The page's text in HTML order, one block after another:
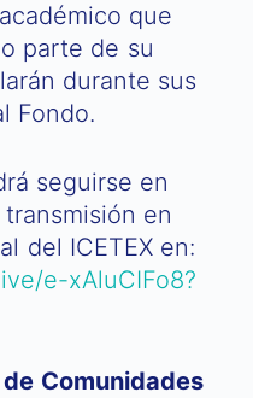
que
parte de su
durante sus
Fondo.
seguirse en
en
del ICETEX en:
e-xAluCIFo8?
Comunidades